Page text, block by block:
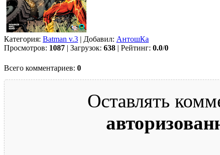
Категория: Batman v.3 | Добавил: АнтошКа
Просмотров: 1087 | Загрузок: 638 | Рейтинг: 0.0/0
Всего комментариев: 0
Оставлять